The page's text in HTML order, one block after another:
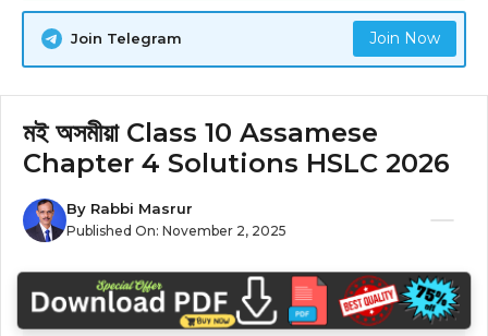
Join Telegram Join Now
মই অসমীয়া Class 10 Assamese
Chapter 4 Solutions HSLC 2026
By Rabbi Masrur
Published On: November 2, 2025